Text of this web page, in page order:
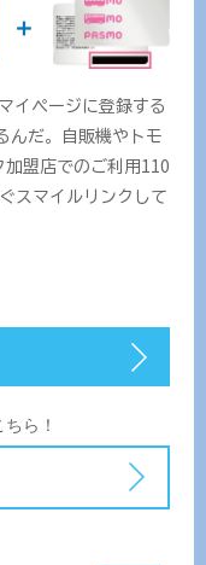
＋
イページに登録する
んだ。自販機やトモ
加盟店でのご利用110
スマイルリンクして
ら！